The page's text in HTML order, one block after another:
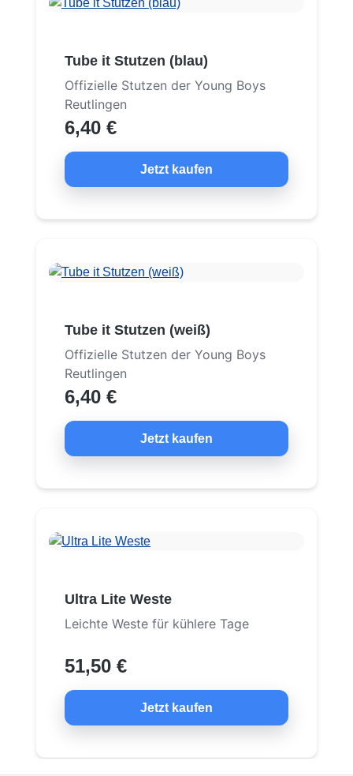
Tube it Stutzen (blau)
Offizielle Stutzen der Young Boys
Reutlingen
6,40 €
Jetzt kaufen
Tube it Stutzen (weiß)
Offizielle Stutzen der Young Boys
Reutlingen
6,40 €
Jetzt kaufen
Ultra Lite Weste
Leichte Weste für kühlere Tage
51,50 €
Jetzt kaufen